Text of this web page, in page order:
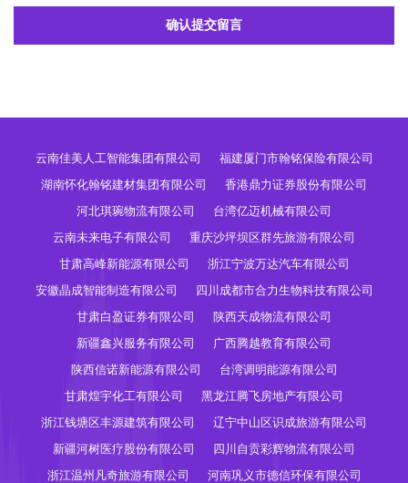
确认提交留言
云南佳美人工智能集团有限公司
福建厦门市翰铭保险有限公司
湖南怀化翰铭建材集团有限公司
香港鼎力证券股份有限公司
河北琪琬物流有限公司
台湾亿迈机械有限公司
云南未来电子有限公司
重庆沙坪坝区群先旅游有限公司
甘肃高峰新能源有限公司
浙江宁波万达汽车有限公司
安徽晶成智能制造有限公司
四川成都市合力生物科技有限公司
甘肃白盈证券有限公司
陕西天成物流有限公司
新疆鑫兴服务有限公司
广西腾越教育有限公司
陕西信诺新能源有限公司
台湾调明能源有限公司
甘肃煌宇化工有限公司
黑龙江腾飞房地产有限公司
浙江钱塘区丰源建筑有限公司
辽宁中山区识成旅游有限公司
新疆河树医疗股份有限公司
四川自贡彩辉物流有限公司
浙江温州凡奇旅游有限公司
河南巩义市德信环保有限公司